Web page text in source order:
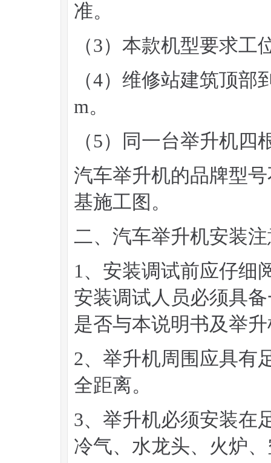
准。
（3）本款机型要求工
（4）维修站建筑顶
m。
（5）同一台举升机
汽车举升机的品牌型
基施工图。
二、汽车举升机安装
1、安装调试前应仔细
安装调试人员必须具
是否与本说明书及举
2、举升机周围应具有
全距离。
3、举升机必须安装在
冷气、水龙头、火炉